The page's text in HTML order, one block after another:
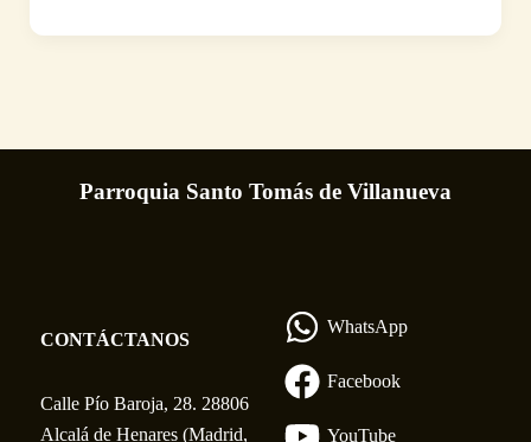
–
Parroquia Santo Tomás de Villanueva
CONTÁCTANOS
Calle Pío Baroja, 28. 28806
Alcalá de Henares (Madrid,
WhatsApp
Facebook
YouTube